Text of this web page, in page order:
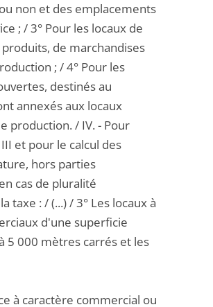
non et des emplacements
; / 3° Pour les locaux de
de marchandises
; / 4° Pour les
destinés au
annexés aux locaux
production. / IV. - Pour
et pour le calcul des
hors parties
cas de pluralité
taxe : / (...) / 3° Les locaux à
d'une superficie
5 000 mètres carrés et les
à caractère commercial ou